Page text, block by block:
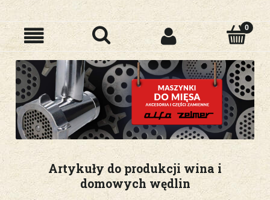
Artykuły do produkcji wina i
domowych wędlin